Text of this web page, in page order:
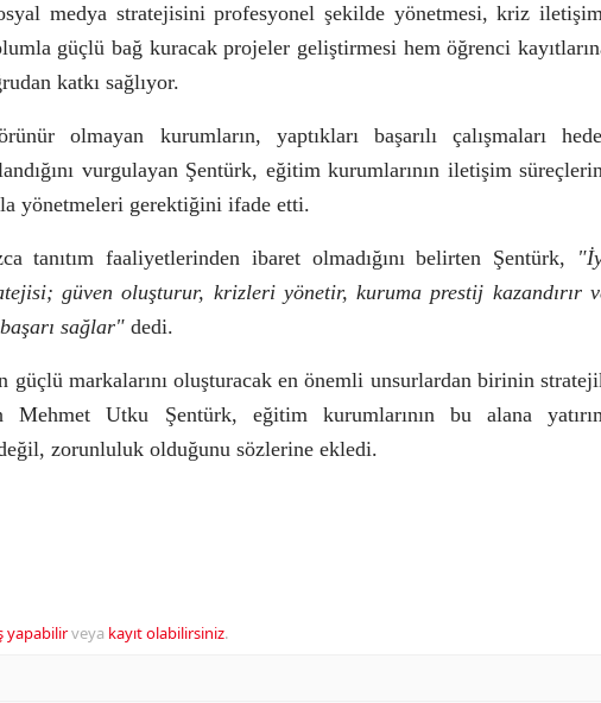
medya stratejisini profesyonel şekilde yönetmesi, kriz
güçlü bağ kuracak projeler geliştirmesi hem öğrenci
katkı sağlıyor.
olmayan kurumların, yaptıkları başarılı çalışmaları
vurgulayan Şentürk, eğitim kurumlarının iletişim
yönetmeleri gerektiğini ifade etti.
tanıtım faaliyetlerinden ibaret olmadığını belirten Şentürk,
güven oluşturur, krizleri yönetir, kuruma prestij kazandırır
sağlar" dedi.
güçlü markalarını oluşturacak en önemli unsurlardan birinin
Mehmet Utku Şentürk, eğitim kurumlarının bu alana
zorunluluk olduğunu sözlerine ekledi.
yapabilirveya kayıt olabilirsiniz.